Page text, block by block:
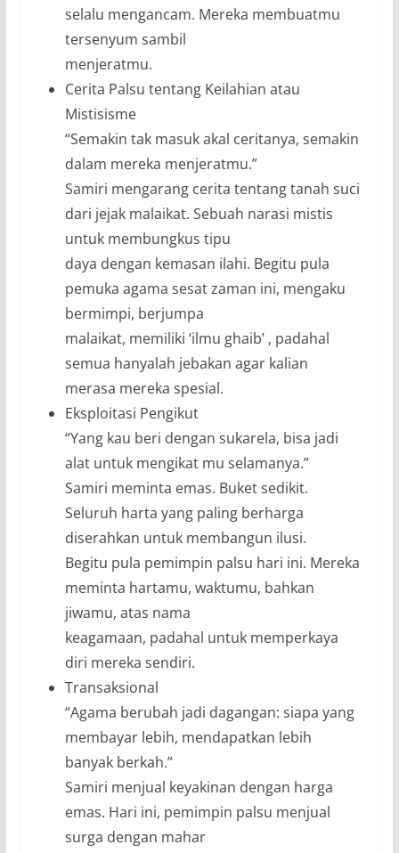
selalu mengancam. Mereka membuatmu
tersenyum sambil
menjeratmu.
Cerita Palsu tentang Keilahian atau
Mistisisme
“Semakin tak masuk akal ceritanya, semakin
dalam mereka menjeratmu.”
Samiri mengarang cerita tentang tanah suci
dari jejak malaikat. Sebuah narasi mistis
untuk membungkus tipu
daya dengan kemasan ilahi. Begitu pula
pemuka agama sesat zaman ini, mengaku
bermimpi, berjumpa
malaikat, memiliki ‘ilmu ghaib’ , padahal
semua hanyalah jebakan agar kalian
merasa mereka spesial.
Eksploitasi Pengikut
“Yang kau beri dengan sukarela, bisa jadi
alat untuk mengikat mu selamanya.”
Samiri meminta emas. Buket sedikit.
Seluruh harta yang paling berharga
diserahkan untuk membangun ilusi.
Begitu pula pemimpin palsu hari ini. Mereka
meminta hartamu, waktumu, bahkan
jiwamu, atas nama
keagamaan, padahal untuk memperkaya
diri mereka sendiri.
Transaksional
“Agama berubah jadi dagangan: siapa yang
membayar lebih, mendapatkan lebih
banyak berkah.”
Samiri menjual keyakinan dengan harga
emas. Hari ini, pemimpin palsu menjual
surga dengan mahar